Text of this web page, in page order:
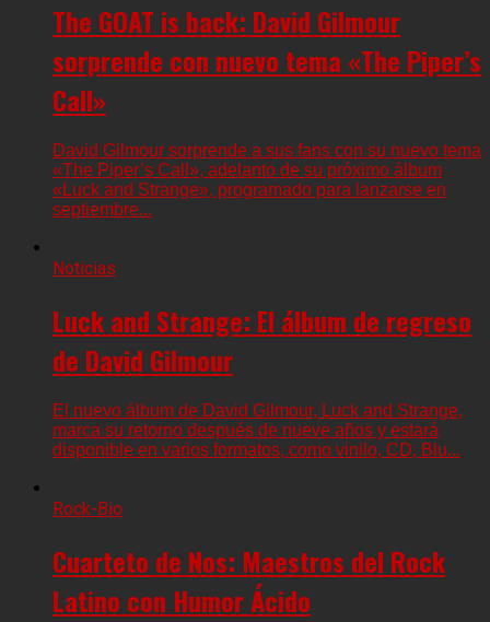
The GOAT is back: David Gilmour
sorprende con nuevo tema «The Piper’s
Call»
David Gilmour sorprende a sus fans con su nuevo tema
«The Piper’s Call», adelanto de su próximo álbum
«Luck and Strange», programado para lanzarse en
septiembre...
Noticias
Luck and Strange: El álbum de regreso
de David Gilmour
El nuevo álbum de David Gilmour, Luck and Strange,
marca su retorno después de nueve años y estará
disponible en varios formatos, como vinilo, CD, Blu...
Rock-Bio
Cuarteto de Nos: Maestros del Rock
Latino con Humor Ácido